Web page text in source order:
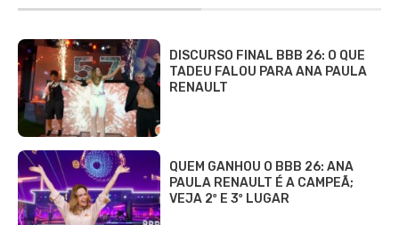
DISCURSO FINAL BBB 26: O QUE
TADEU FALOU PARA ANA PAULA
RENAULT
QUEM GANHOU O BBB 26: ANA
PAULA RENAULT É A CAMPEÃ;
VEJA 2º E 3º LUGAR